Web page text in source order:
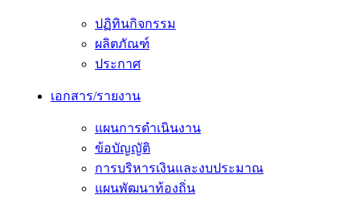
ปฏิทินกิจกรรม
ผลิตภัณฑ์
ประกาศ
เอกสาร/รายงาน
แผนการดำเนินงาน
ข้อบัญญัติ
การบริหารเงินและงบประมาณ
แผนพัฒนาท้องถิ่น